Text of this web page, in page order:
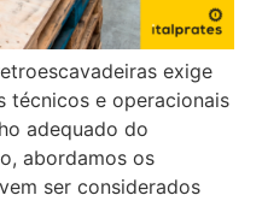
exige
técnicos e operacionais
adequado do
abordamos os
ser considerados